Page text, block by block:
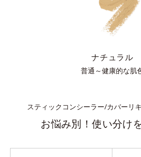
ナチュラル
普通～健康的な肌
スティックコンシーラー/カバーリ
お悩み別！使い分け